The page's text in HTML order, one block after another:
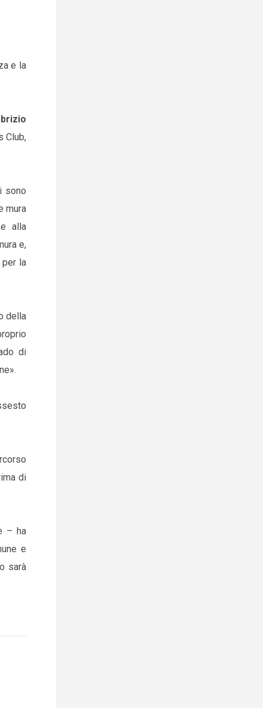
e la
Club,
sono
mura
alla
e,
la
della
di
di
– ha
e
sarà